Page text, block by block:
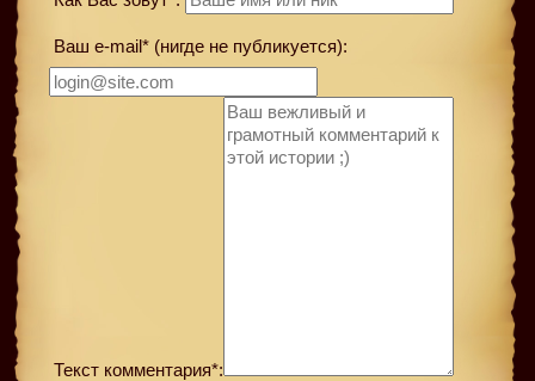
Ваш e-mail* (нигде не публикуется):
Текст комментария*: